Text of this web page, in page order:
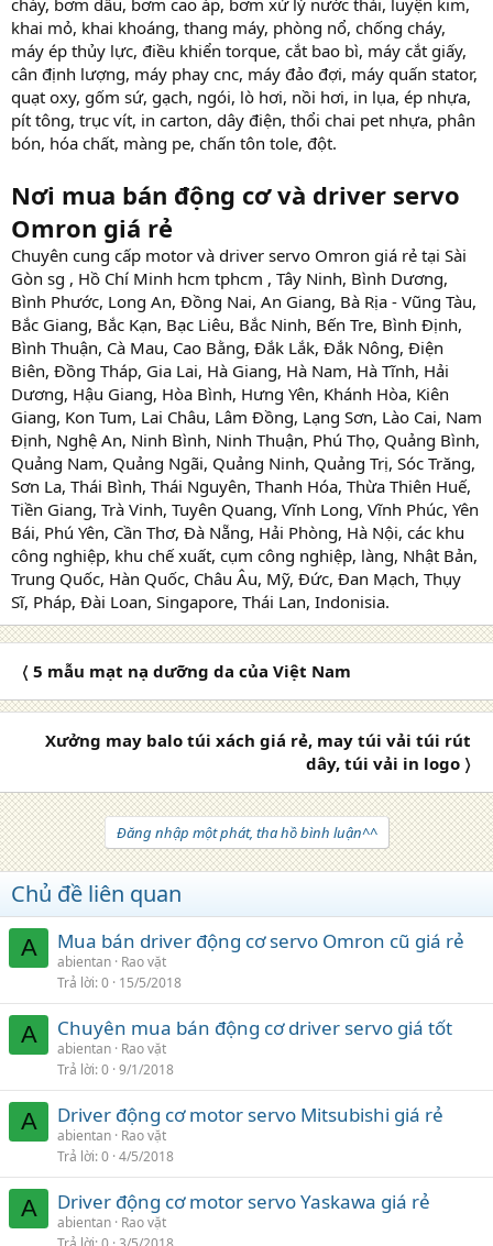
khai mỏ, khai khoáng, thang máy, phòng nổ, chống cháy,
máy ép thủy lực, điều khiển torque, cắt bao bì, máy cắt giấy,
cân định lượng, máy phay cnc, máy đảo đợi, máy quấn stator,
quạt oxy, gốm sứ, gạch, ngói, lò hơi, nồi hơi, in lụa, ép nhựa,
pít tông, trục vít, in carton, dây điện, thổi chai pet nhựa, phân
bón, hóa chất, màng pe, chấn tôn tole, đột.
Nơi mua bán động cơ và driver servo
Omron giá rẻ
Chuyên cung cấp motor và driver servo Omron giá rẻ tại Sài
Gòn sg , Hồ Chí Minh hcm tphcm , Tây Ninh, Bình Dương,
Bình Phước, Long An, Đồng Nai, An Giang, Bà Rịa - Vũng Tàu,
Bắc Giang, Bắc Kạn, Bạc Liêu, Bắc Ninh, Bến Tre, Bình Định,
Bình Thuận, Cà Mau, Cao Bằng, Đắk Lắk, Đắk Nông, Điện
Biên, Đồng Tháp, Gia Lai, Hà Giang, Hà Nam, Hà Tĩnh, Hải
Dương, Hậu Giang, Hòa Bình, Hưng Yên, Khánh Hòa, Kiên
Giang, Kon Tum, Lai Châu, Lâm Đồng, Lạng Sơn, Lào Cai, Nam
Định, Nghệ An, Ninh Bình, Ninh Thuận, Phú Thọ, Quảng Bình,
Quảng Nam, Quảng Ngãi, Quảng Ninh, Quảng Trị, Sóc Trăng,
Sơn La, Thái Bình, Thái Nguyên, Thanh Hóa, Thừa Thiên Huế,
Tiền Giang, Trà Vinh, Tuyên Quang, Vĩnh Long, Vĩnh Phúc, Yên
Bái, Phú Yên, Cần Thơ, Đà Nẵng, Hải Phòng, Hà Nội, các khu
công nghiệp, khu chế xuất, cụm công nghiệp, làng, Nhật Bản,
Trung Quốc, Hàn Quốc, Châu Âu, Mỹ, Đức, Đan Mạch, Thụy
Sĩ, Pháp, Đài Loan, Singapore, Thái Lan, Indonisia.
〈 5 mẫu mạt nạ dưỡng da của Việt Nam
Xưởng may balo túi xách giá rẻ, may túi vải túi rút
dây, túi vải in logo 〉
Đăng nhập một phát, tha hồ bình luận^^
Chủ đề liên quan
A Mua bán driver động cơ servo Omron cũ giá rẻ
abientan Rao vặt
Trả lời 0 15/5/2018
A Chuyên mua bán động cơ driver servo giá tốt
abientan Rao vặt
Trả lời 0 9/1/2018
A Driver động cơ motor servo Mitsubishi giá rẻ
abientan Rao vặt
Trả lời 0 4/5/2018
A Driver động cơ motor servo Yaskawa giá rẻ
abientan Rao vặt